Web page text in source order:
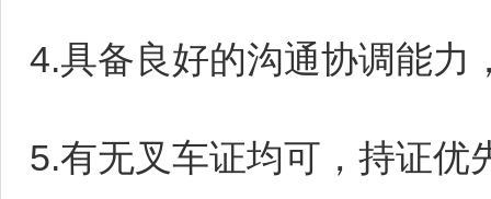
4.具备良好的沟通协调能力
5.有无叉车证均可，持证优